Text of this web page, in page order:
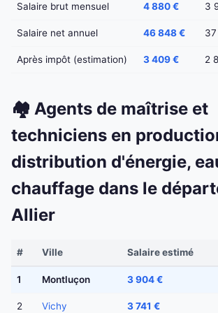
Salaire brut mensuel 4 880 € 3
Salaire net annuel 46 848 €
Après impôt (estimation) 3 409 € 2
🏘️ Agents de maîtrise et
techniciens en
distribution d'énergie,
chauffage dans le
Allier
# Ville Salaire estimé
1 Montluçon 3 904 €
2 Vichy 3 741 €